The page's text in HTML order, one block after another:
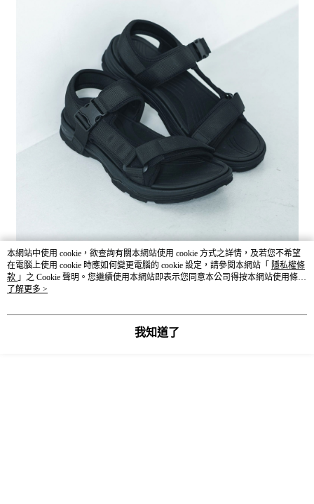
本網站中使用 cookie，欲查詢有關本網站使用 cookie 方式之詳情，及若您不希望
在電腦上使用 cookie 時應如何變更電腦的 cookie 設定，請參閱本網站「 隱私權條
款 」之 Cookie 聲明。您繼續使用本網站即表示您同意本公司得按本網站使用條款
之 Cookie 聲明使用 cookie。
了解更多 >
我知道了